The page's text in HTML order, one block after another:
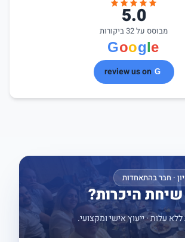
5.0
מבוסס על 32 ביקורות
review us on
היכרות?
עלות · ייעוץ אישי ומקצועי.